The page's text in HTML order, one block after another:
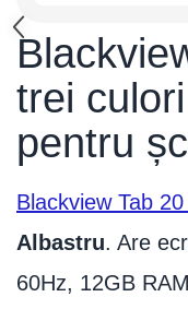
trei
pentru
Blackview Tab
Albastru. Are
60Hz, 12GB